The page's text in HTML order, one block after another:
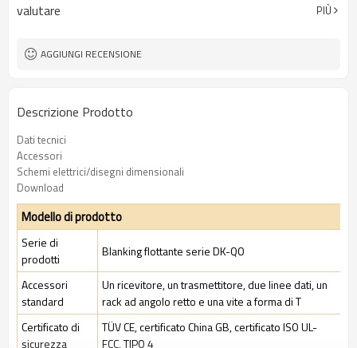
Spina di interfaccia Dotato di connettore M12
Certificazione:
valutare PIÙ
AGGIUNGI RECENSIONE
Descrizione Prodotto
Dati tecnici
Accessori
Schemi elettrici/disegni dimensionali
Download
Modello di prodotto
Serie di
prodotti
Blanking flottante serie DK-QO
Accessori
standard
Un ricevitore, un trasmettitore, due linee dati, un
rack ad angolo retto e una vite a forma di T
Certificato di
sicurezza
TÜV CE, certificato China GB, certificato ISO UL-
FCC, TIPO 4